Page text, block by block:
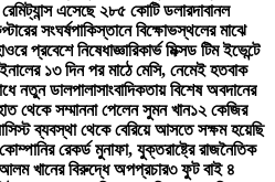
এসেছে ২৮৫ কোটি ডলারদাবানল
সংঘর্ষপাকিস্তানে বিক্ষোভস্থলের মাঝে
প্রবেশে নিষেধাজ্ঞারিকার্ভ মিক্সড টিম ইভেন্টে
১৩ দিন পর মাঠে মেসি, নেমেই হতবাক
নতুন ডালপালাসাংবাদিকতায় বিশেষ অবদানের
থেকে সম্মাননা পেলেন সুমন খান১২ কেজির
ব্যবস্থা থেকে বেরিয়ে আসতে সক্ষম হয়েছি
রেকর্ড মুনাফা, যুক্তরাষ্ট্রে রাজনৈতিক
খানের বিরুদ্ধে অপপ্রচার৩ ফুট বাই ৪